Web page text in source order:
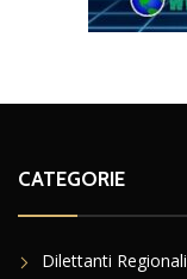
CATEGORIE
Dilettanti Regionali